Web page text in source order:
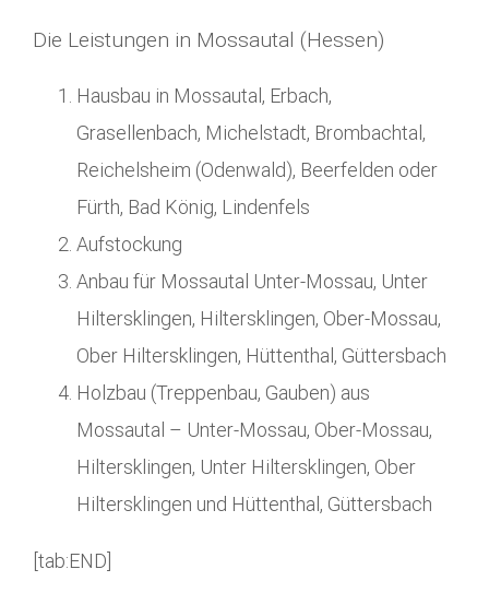
Die Leistungen in Mossautal (Hessen)
Hausbau in Mossautal, Erbach,
Grasellenbach, Michelstadt, Brombachtal,
Reichelsheim (Odenwald), Beerfelden oder
Fürth, Bad König, Lindenfels
Aufstockung
Anbau für Mossautal Unter-Mossau, Unter
Hiltersklingen, Hiltersklingen, Ober-Mossau,
Ober Hiltersklingen, Hüttenthal, Güttersbach
Holzbau (Treppenbau, Gauben) aus
Mossautal – Unter-Mossau, Ober-Mossau,
Hiltersklingen, Unter Hiltersklingen, Ober
Hiltersklingen und Hüttenthal, Güttersbach
[tab:END]